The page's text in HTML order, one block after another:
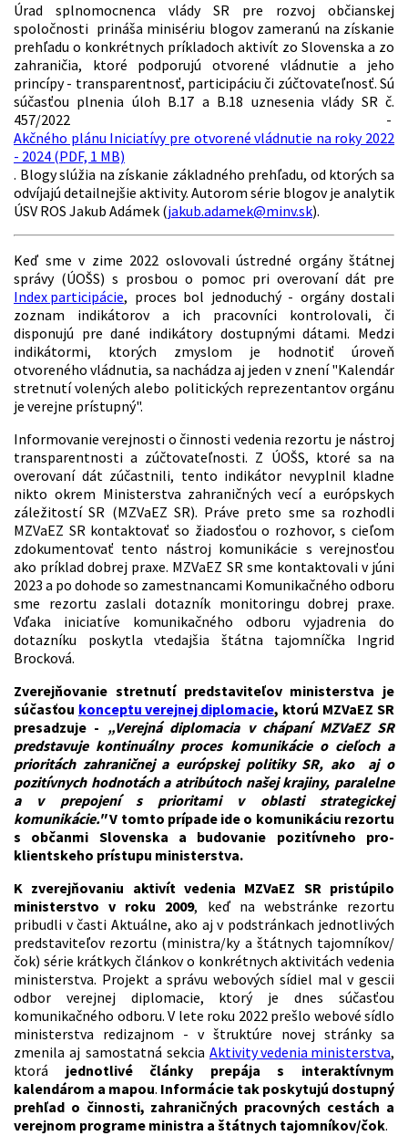
Úrad splnomocnenca vlády SR pre rozvoj občianskej
spoločnosti prináša minisériu blogov zameranú na získanie
prehľadu o konkrétnych príkladoch aktivít zo Slovenska a zo
zahraničia, ktoré podporujú otvorené vládnutie a jeho
princípy - transparentnosť, participáciu či zúčtovateľnosť. Sú
súčasťou plnenia úloh B.17 a B.18 uznesenia vlády SR č.
457/2022 -
Akčného plánu Iniciatívy pre otvorené vládnutie na roky 2022
- 2024 (PDF, 1 MB)
. Blogy slúžia na získanie základného prehľadu, od ktorých sa
odvíjajú detailnejšie aktivity. Autorom série blogov je analytik
ÚSV ROS Jakub Adámek (jakub.adamek@minv.sk).
Keď sme v zime 2022 oslovovali ústredné orgány štátnej
správy (ÚOŠS) s prosbou o pomoc pri overovaní dát pre
Index participácie, proces bol jednoduchý - orgány dostali
zoznam indikátorov a ich pracovníci kontrolovali, či
disponujú pre dané indikátory dostupnými dátami. Medzi
indikátormi, ktorých zmyslom je hodnotiť úroveň
otvoreného vládnutia, sa nachádza aj jeden v znení "Kalendár
stretnutí volených alebo politických reprezentantov orgánu
je verejne prístupný".
Informovanie verejnosti o činnosti vedenia rezortu je nástroj
transparentnosti a zúčtovateľnosti. Z ÚOŠS, ktoré sa na
overovaní dát zúčastnili, tento indikátor nevyplnil kladne
nikto okrem Ministerstva zahraničných vecí a európskych
záležitostí SR (MZVaEZ SR). Práve preto sme sa rozhodli
MZVaEZ SR kontaktovať so žiadosťou o rozhovor, s cieľom
zdokumentovať tento nástroj komunikácie s verejnosťou
ako príklad dobrej praxe. MZVaEZ SR sme kontaktovali v júni
2023 a po dohode so zamestnancami Komunikačného odboru
sme rezortu zaslali dotazník monitoringu dobrej praxe.
Vďaka iniciatíve komunikačného odboru vyjadrenia do
dotazníku poskytla vtedajšia štátna tajomníčka Ingrid
Brocková.
Zverejňovanie stretnutí predstaviteľov ministerstva je
súčasťou konceptu verejnej diplomacie, ktorú MZVaEZ SR
presadzuje - „Verejná diplomacia v chápaní MZVaEZ SR
predstavuje kontinuálny proces komunikácie o cieľoch a
prioritách zahraničnej a európskej politiky SR, ako aj o
pozitívnych hodnotách a atribútoch našej krajiny, paralelne
a v prepojení s prioritami v oblasti strategickej
komunikácie."V tomto prípade ide o komunikáciu rezortu
s občanmi Slovenska a budovanie pozitívneho pro-
klientskeho prístupu ministerstva.
K zverejňovaniu aktivít vedenia MZVaEZ SR pristúpilo
ministerstvo v roku 2009, keď na webstránke rezortu
pribudli v časti Aktuálne, ako aj v podstránkach jednotlivých
predstaviteľov rezortu (ministra/ky a štátnych tajomníkov/
čok) série krátkych článkov o konkrétnych aktivitách vedenia
ministerstva. Projekt a správu webových sídiel mal v gescii
odbor verejnej diplomacie, ktorý je dnes súčasťou
komunikačného odboru. V lete roku 2022 prešlo webové sídlo
ministerstva redizajnom - v štruktúre novej stránky sa
zmenila aj samostatná sekcia Aktivity vedenia ministerstva,
ktorá jednotlivé články prepája s interaktívnym
kalendárom a mapou. Informácie tak poskytujú dostupný
prehľad o činnosti, zahraničných pracovných cestách a
verejnom programe ministra a štátnych tajomníkov/čok.